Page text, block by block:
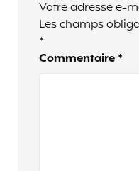
Votre adresse e-
Les champs
*
Commentaire *